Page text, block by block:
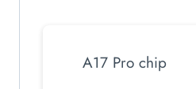
A17 Pro chip